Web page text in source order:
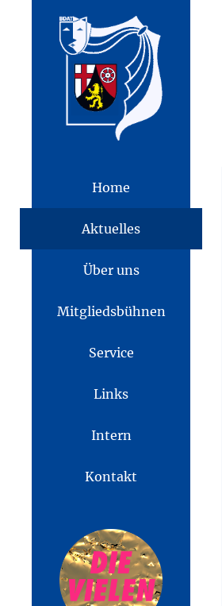
Home
Aktuelles
Über uns
Mitgliedsbühnen
Service
Links
Intern
Kontakt